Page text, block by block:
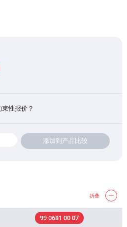
性报价？
添加到产品比较
折叠
99 0681 00 07